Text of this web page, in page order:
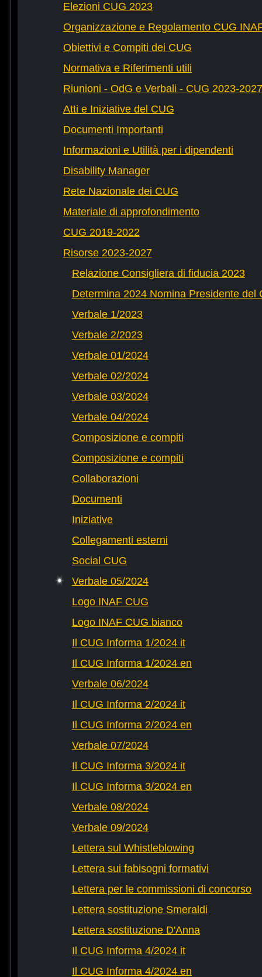
Elezioni CUG 2023
Organizzazione e Regolamento CUG
Obiettivi e Compiti dei CUG
Normativa e Riferimenti utili
Riunioni - OdG e Verbali - CUG 2023-2027
Atti e Iniziative del CUG
Documenti Importanti
Informazioni e Utilità per i dipendenti
Disability Manager
Rete Nazionale dei CUG
Materiale di approfondimento
CUG 2019-2022
Risorse 2023-2027
Relazione Consigliera di fiducia 2023
Determina 2024 Nomina Presidente del
Verbale 1/2023
Verbale 2/2023
Verbale 01/2024
Verbale 02/2024
Verbale 03/2024
Verbale 04/2024
Composizione e compiti
Composizione e compiti
Collaborazioni
Documenti
Iniziative
Collegamenti esterni
Social CUG
Verbale 05/2024
Logo INAF CUG
Logo INAF CUG bianco
Il CUG Informa 1/2024 it
Il CUG Informa 1/2024 en
Verbale 06/2024
Il CUG Informa 2/2024 it
Il CUG Informa 2/2024 en
Verbale 07/2024
Il CUG Informa 3/2024 it
Il CUG Informa 3/2024 en
Verbale 08/2024
Verbale 09/2024
Lettera sul Whistleblowing
Lettera sui fabisogni formativi
Lettera per le commissioni di concorso
Lettera sostituzione Smeraldi
Lettera sostituzione D'Anna
Il CUG Informa 4/2024 it
Il CUG Informa 4/2024 en